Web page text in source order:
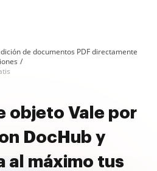
de documentos PDF directamente
objeto Vale por
DocHub y
al máximo tus